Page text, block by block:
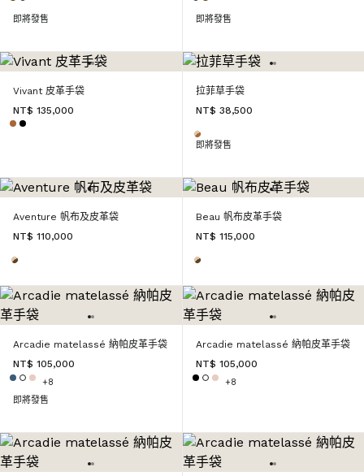
即將發售 即將發售
Vivant 皮革手袋
NT$ 135,000
拉菲草手袋
NT$ 38,500
即將發售
Aventure 帆布及皮革袋
NT$ 110,000
Beau 帆布皮革手袋
NT$ 115,000
Arcadie matelassé 納帕皮革手袋
NT$ 105,000
+8
即將發售
Arcadie matelassé 納帕皮革手袋
NT$ 105,000
+8